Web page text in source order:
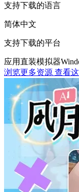
支持下载的语言
简体中文
支持下载的平台
应用直装模拟器
浏览更多资源 查看